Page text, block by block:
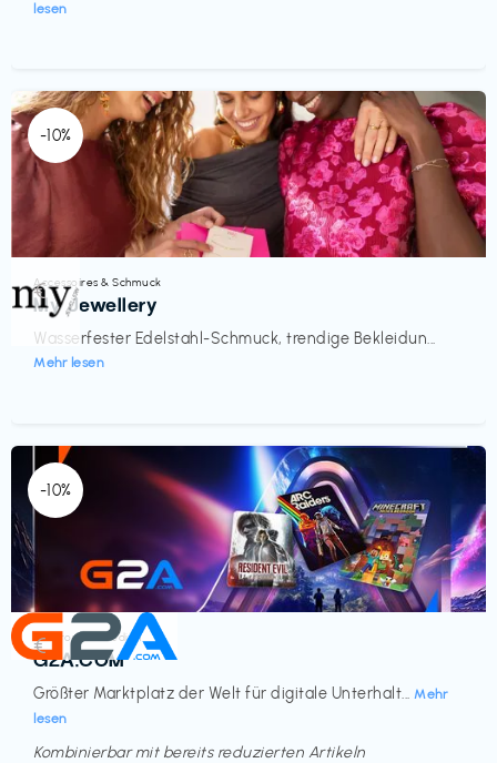
lesen
-10%
Accessoires & Schmuck
My Jewellery
Wasserfester Edelstahl-Schmuck, trendige Bekleidun...
Mehr lesen
€‎
-10%
Elektronik & Medien
G2A.COM
Größter Marktplatz der Welt für digitale Unterhalt... Mehr
lesen
€‎
Kombinierbar mit bereits reduzierten Artikeln